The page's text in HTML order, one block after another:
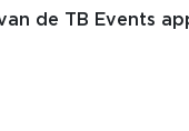
de TB Events